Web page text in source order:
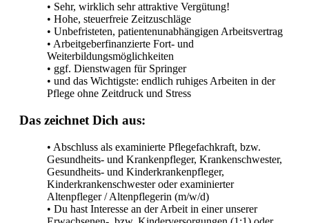
• Sehr, wirklich sehr attraktive Vergütung!
• Hohe, steuerfreie Zeitzuschläge
• Unbefristeten, patientenunabhängigen Arbeitsvertrag
• Arbeitgeberfinanzierte Fort- und
Weiterbildungsmöglichkeiten
• ggf. Dienstwagen für Springer
• und das Wichtigste: endlich ruhiges Arbeiten in der
Pflege ohne Zeitdruck und Stress
Das zeichnet Dich aus:
• Abschluss als examinierte Pflegefachkraft, bzw.
Gesundheits- und Krankenpfleger, Krankenschwester,
Gesundheits- und Kinderkrankenpfleger,
Kinderkrankenschwester oder examinierter
Altenpfleger / Altenpflegerin (m/w/d)
• Du hast Interesse an der Arbeit in einer unserer